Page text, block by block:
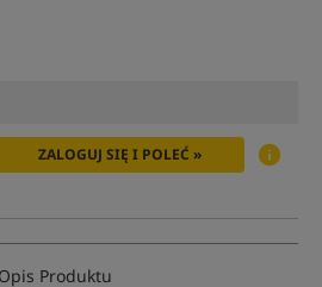
ZALOGUJ SIĘ I POLEĆ »
Opis Produktu